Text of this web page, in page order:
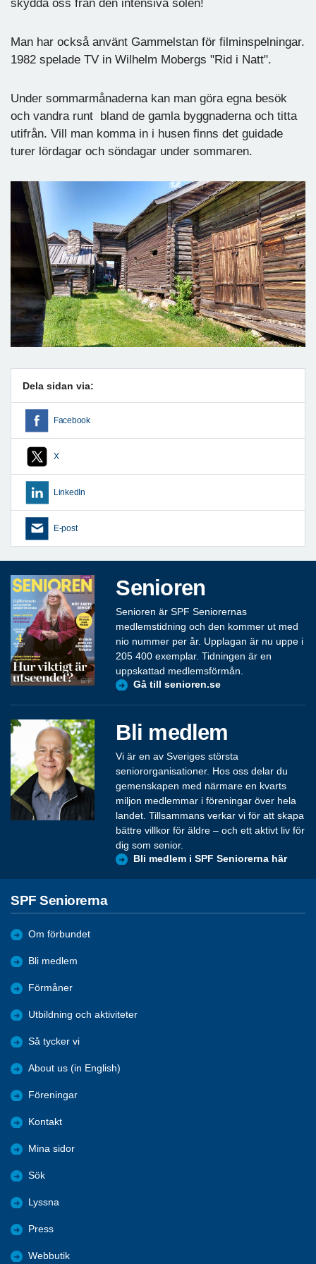
skydda oss från den intensiva solen!
Man har också använt Gammelstan för filminspelningar.
1982 spelade TV in Wilhelm Mobergs "Rid i Natt".
Under sommarmånaderna kan man göra egna besök
och vandra runt bland de gamla byggnaderna och titta
utifrån. Vill man komma in i husen finns det guidade
turer lördagar och söndagar under sommaren.
Dela sidan via:
Facebook
X
LinkedIn
E-post
Senioren
Senioren är SPF Seniorernas
medlemstidning och den kommer ut med
nio nummer per år. Upplagan är nu uppe i
205 400 exemplar. Tidningen är en
uppskattad medlemsförmån.
Gå till senioren.se
Bli medlem
Vi är en av Sveriges största
seniororganisationer. Hos oss delar du
gemenskapen med närmare en kvarts
miljon medlemmar i föreningar över hela
landet. Tillsammans verkar vi för att skapa
bättre villkor för äldre – och ett aktivt liv för
dig som senior.
Bli medlem i SPF Seniorerna här
SPF Seniorerna
Om förbundet
Bli medlem
Förmåner
Utbildning och aktiviteter
Så tycker vi
About us (in English)
Föreningar
Kontakt
Mina sidor
Sök
Lyssna
Press
Webbutik